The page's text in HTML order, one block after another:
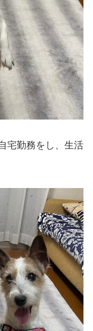
宅勤務をし、生活